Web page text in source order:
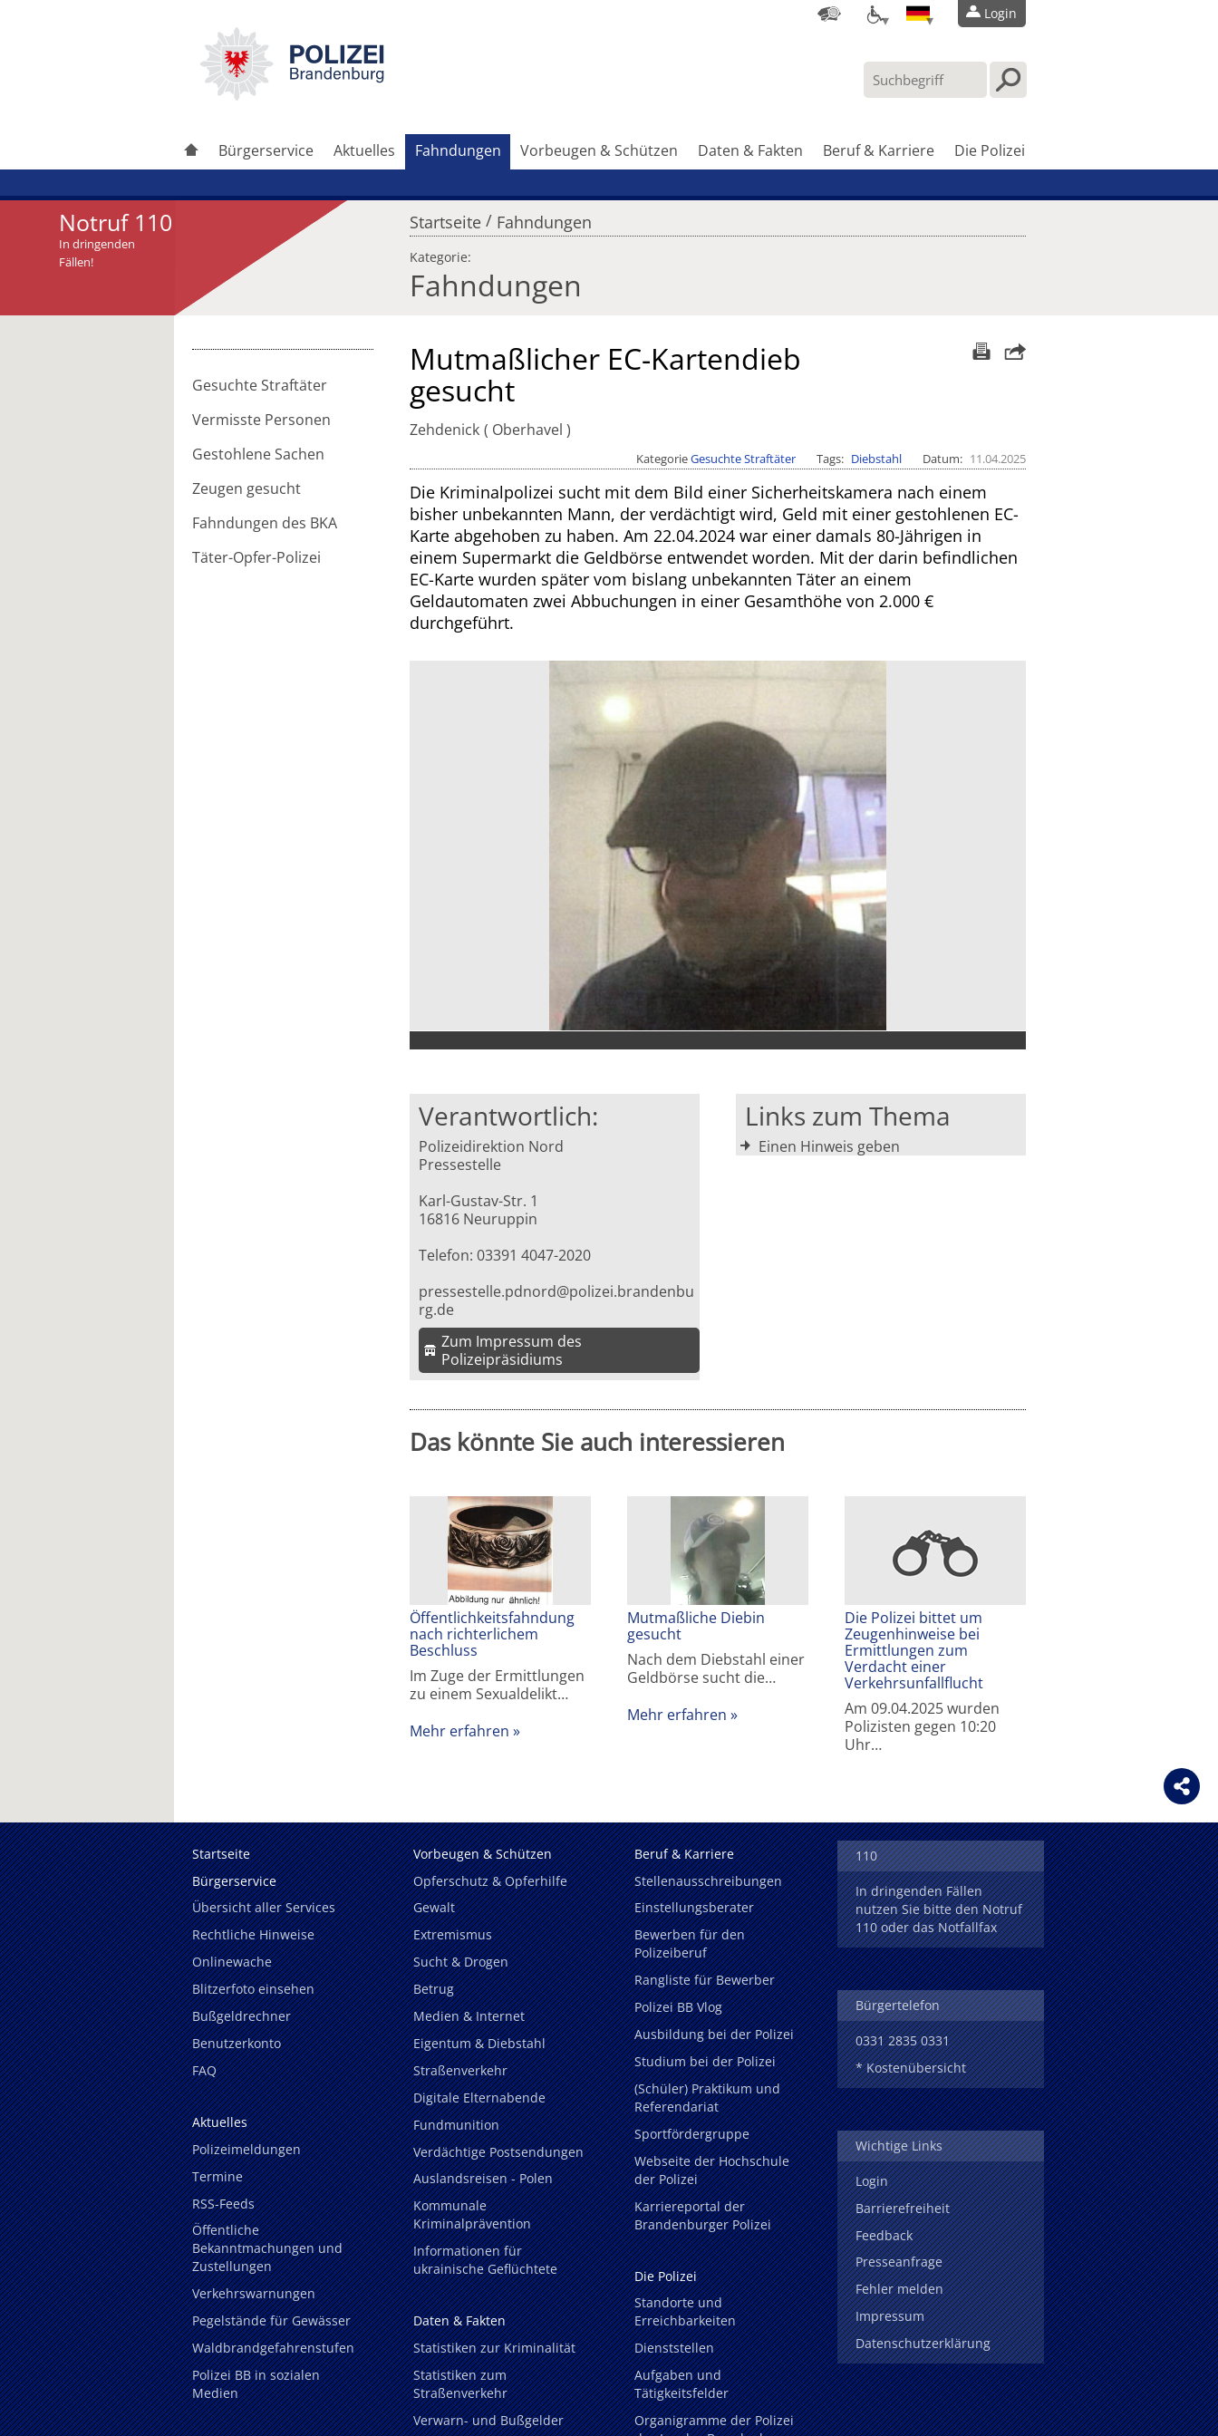
Login
Bürgerservice Aktuelles Fahndungen Vorbeugen & Schützen Daten & Fakten Beruf & Karriere Die Polizei
Notruf 110
In dringenden
Fällen!
Startseite / Fahndungen
Kategorie:
Fahndungen
Gesuchte Straftäter
Vermisste Personen
Gestohlene Sachen
Zeugen gesucht
Fahndungen des BKA
Täter-Opfer-Polizei
Artikel weiterleiten
Mutmaßlicher EC-Kartendieb
gesucht
Zehdenick Oberhavel
KategorieGesuchte Straftäter Tags Diebstahl Datum 11.04.2025
Die Kriminalpolizei sucht mit dem Bild einer Sicherheitskamera nach einem
bisher unbekannten Mann, der verdächtigt wird, Geld mit einer gestohlenen EC-
Karte abgehoben zu haben. Am 22.04.2024 war einer damals 80-Jährigen in
einem Supermarkt die Geldbörse entwendet worden. Mit der darin befindlichen
EC-Karte wurden später vom bislang unbekannten Täter an einem
Geldautomaten zwei Abbuchungen in einer Gesamthöhe von 2.000 €
durchgeführt.
Verantwortlich:
Polizeidirektion Nord
Pressestelle
Karl-Gustav-Str. 1
16816 Neuruppin
Telefon: 03391 4047-2020
pressestelle.pdnord@polizei.brandenbu
rg.de
Zum Impressum des
Polizeipräsidiums
Links zum Thema
Einen Hinweis geben
Das könnte Sie auch interessieren
Öffentlichkeitsfahndung
nach richterlichem
Beschluss
Im Zuge der Ermittlungen
zu einem Sexualdelikt…
Mehr erfahren
Mutmaßliche Diebin
gesucht
Nach dem Diebstahl einer
Geldbörse sucht die…
Mehr erfahren
Die Polizei bittet um
Zeugenhinweise bei
Ermittlungen zum
Verdacht einer
Verkehrsunfallflucht
Am 09.04.2025 wurden
Polizisten gegen 10:20
Uhr…
Startseite
Bürgerservice
Übersicht aller Services
Rechtliche Hinweise
Onlinewache
Blitzerfoto einsehen
Bußgeldrechner
Benutzerkonto
FAQ
Aktuelles
Polizeimeldungen
Termine
RSS-Feeds
Öffentliche
Bekanntmachungen und
Zustellungen
Verkehrswarnungen
Pegelstände für Gewässer
Waldbrandgefahrenstufen
Polizei BB in sozialen
Medien
Vorbeugen & Schützen
Opferschutz & Opferhilfe
Gewalt
Extremismus
Sucht & Drogen
Betrug
Medien & Internet
Eigentum & Diebstahl
Straßenverkehr
Digitale Elternabende
Fundmunition
Verdächtige Postsendungen
Auslandsreisen - Polen
Kommunale
Kriminalprävention
Informationen für
ukrainische Geflüchtete
Daten & Fakten
Statistiken zur Kriminalität
Statistiken zum
Straßenverkehr
Verwarn- und Bußgelder
Beruf & Karriere
Stellenausschreibungen
Einstellungsberater
Bewerben für den
Polizeiberuf
Rangliste für Bewerber
Polizei BB Vlog
Ausbildung bei der Polizei
Studium bei der Polizei
(Schüler) Praktikum und
Referendariat
Sportfördergruppe
Webseite der Hochschule
der Polizei
Karriereportal der
Brandenburger Polizei
Die Polizei
Standorte und
Erreichbarkeiten
Dienststellen
Aufgaben und
Tätigkeitsfelder
Organigramme der Polizei
110
In dringenden Fällen
nutzen Sie bitte den Notruf
110 oder das Notfallfax
Bürgertelefon
0331 2835 0331
* Kostenübersicht
Wichtige Links
Login
Barrierefreiheit
Feedback
Presseanfrage
Fehler melden
Impressum
Datenschutzerklärung